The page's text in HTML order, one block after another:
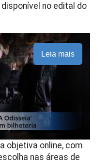
no edital do
Leia mais
objetiva online, com
nas áreas de